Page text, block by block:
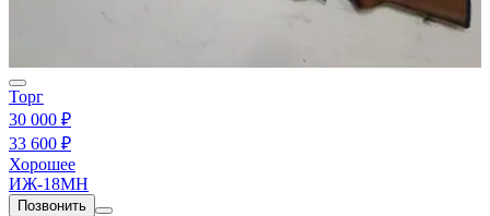
Торг
30 000 ₽
33 600 ₽
Хорошее
ИЖ-18МН
Позвонить